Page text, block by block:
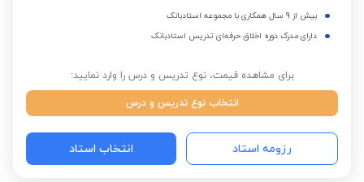
بیش از 9 سال همکاری با مجموعه استادبانک
دارای مدرک دوره اخلاق حرفه‌ای تدریس استادبانک
برای مشاهده قیمت، نوع تدریس و درس را وارد نمایید:
انتخاب نوع تدریس و درس
رزومه استاد انتخاب استاد